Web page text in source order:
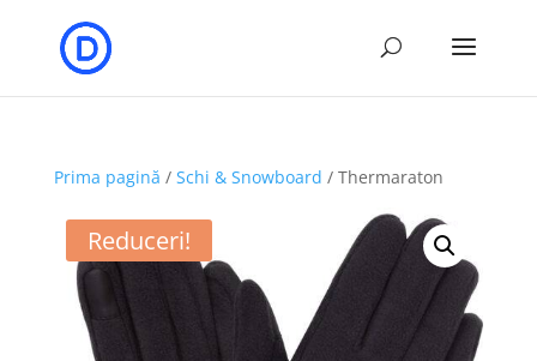
Prima pagină / Schi & Snowboard / Thermaraton
Reduceri!